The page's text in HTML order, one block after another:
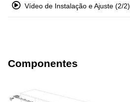
Vídeo de Instalação e Ajuste (2/2)
Componentes